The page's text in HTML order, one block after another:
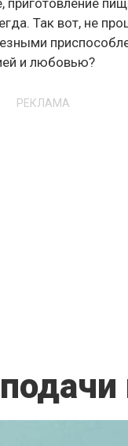
Так вот, не
и любовью?
РЕКЛАМА